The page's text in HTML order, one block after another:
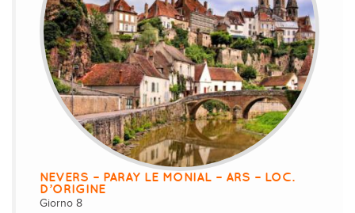
NEVERS – PARAY LE MONIAL – ARS – LOC.
D’ORIGINE
Giorno 8